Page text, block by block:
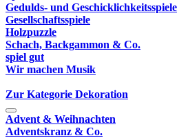
Gedulds- und Geschicklichkeitsspiele
Gesellschaftsspiele
Holzpuzzle
Schach, Backgammon & Co.
spiel gut
Wir machen Musik
Zur Kategorie Dekoration
Advent & Weihnachten
Adventskranz & Co.